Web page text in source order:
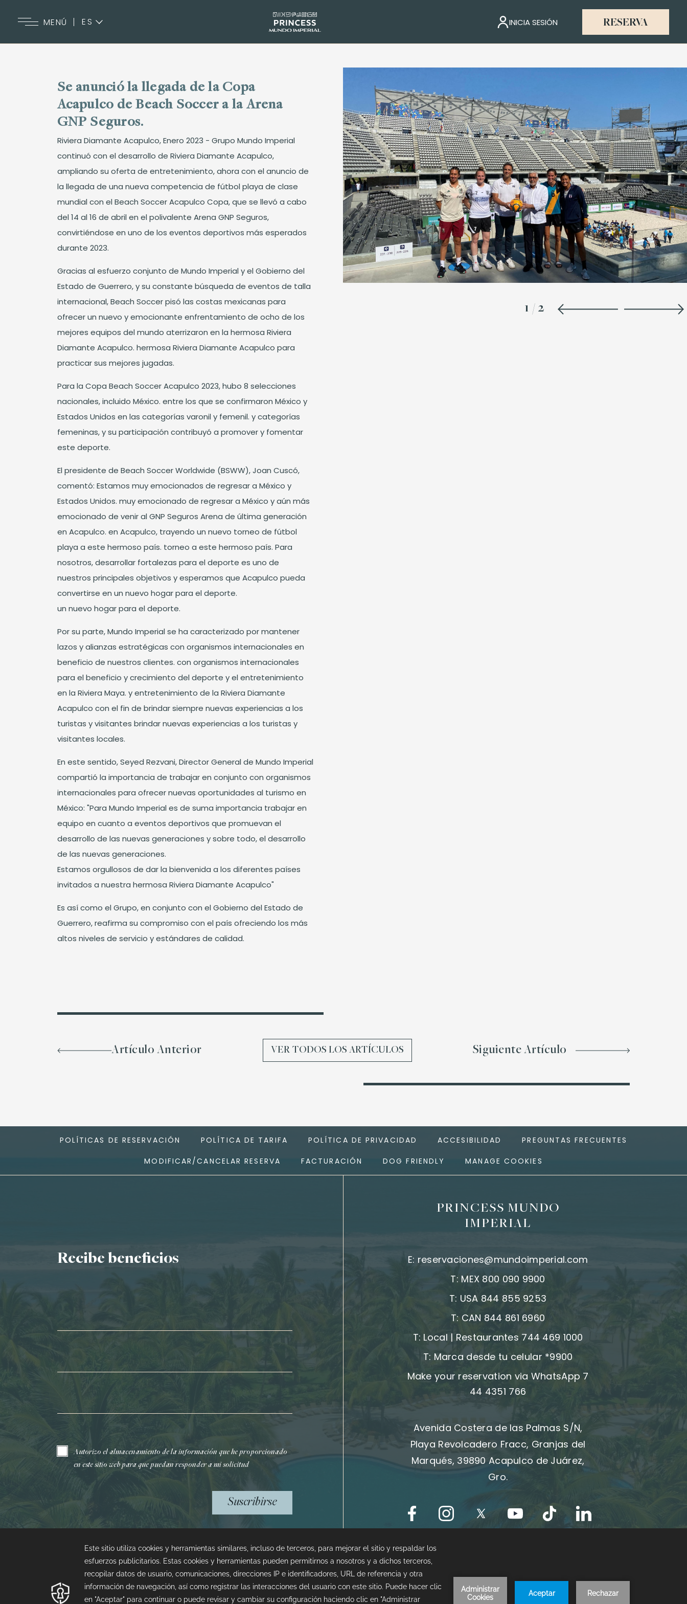
MENÚ
ES
INICIA SESIÓN RESERVA
1 /2
Se anunció la llegada de la Copa
Acapulco de Beach Soccer a la Arena
GNP Seguros.
Riviera Diamante Acapulco, Enero 2023 - Grupo Mundo Imperial
continuó con el desarrollo de Riviera Diamante Acapulco,
ampliando su oferta de entretenimiento, ahora con el anuncio de
la llegada de una nueva competencia de fútbol playa de clase
mundial con el Beach Soccer Acapulco Copa, que se llevó a cabo
del 14 al 16 de abril en el polivalente Arena GNP Seguros,
convirtiéndose en uno de los eventos deportivos más esperados
durante 2023.
Gracias al esfuerzo conjunto de Mundo Imperial y el Gobierno del
Estado de Guerrero, y su constante búsqueda de eventos de talla
internacional, Beach Soccer pisó las costas mexicanas para
ofrecer un nuevo y emocionante enfrentamiento de ocho de los
mejores equipos del mundo aterrizaron en la hermosa Riviera
Diamante Acapulco. hermosa Riviera Diamante Acapulco para
practicar sus mejores jugadas.
Para la Copa Beach Soccer Acapulco 2023, hubo 8 selecciones
nacionales, incluido México. entre los que se confirmaron México y
Estados Unidos en las categorías varonil y femenil. y categorías
femeninas, y su participación contribuyó a promover y fomentar
este deporte.
El presidente de Beach Soccer Worldwide (BSWW), Joan Cuscó,
comentó: Estamos muy emocionados de regresar a México y
Estados Unidos. muy emocionado de regresar a México y aún más
emocionado de venir al GNP Seguros Arena de última generación
en Acapulco. en Acapulco, trayendo un nuevo torneo de fútbol
playa a este hermoso país. torneo a este hermoso país. Para
nosotros, desarrollar fortalezas para el deporte es uno de
nuestros principales objetivos y esperamos que Acapulco pueda
convertirse en un nuevo hogar para el deporte.
un nuevo hogar para el deporte.
Por su parte, Mundo Imperial se ha caracterizado por mantener
lazos y alianzas estratégicas con organismos internacionales en
beneficio de nuestros clientes. con organismos internacionales
para el beneficio y crecimiento del deporte y el entretenimiento
en la Riviera Maya. y entretenimiento de la Riviera Diamante
Acapulco con el fin de brindar siempre nuevas experiencias a los
turistas y visitantes brindar nuevas experiencias a los turistas y
visitantes locales.
En este sentido, Seyed Rezvani, Director General de Mundo Imperial
compartió la importancia de trabajar en conjunto con organismos
internacionales para ofrecer nuevas oportunidades al turismo en
México: "Para Mundo Imperial es de suma importancia trabajar en
equipo en cuanto a eventos deportivos que promuevan el
desarrollo de las nuevas generaciones y sobre todo, el desarrollo
de las nuevas generaciones.
Estamos orgullosos de dar la bienvenida a los diferentes países
invitados a nuestra hermosa Riviera Diamante Acapulco"
Es así como el Grupo, en conjunto con el Gobierno del Estado de
Guerrero, reafirma su compromiso con el país ofreciendo los más
altos niveles de servicio y estándares de calidad.
Artículo Anterior VER TODOS LOS ARTÍCULOS Siguiente Artículo
POLÍTICAS DE RESERVACIÓN POLÍTICA DE TARIFA POLÍTICA DE PRIVACIDAD ACCESIBILIDAD PREGUNTAS FRECUENTES
MODIFICAR/CANCELAR RESERVA FACTURACIÓN DOG FRIENDLY MANAGE COOKIES
Recibe beneficios
Autorizo el almacenamiento de la información que he proporcionado
en este sitio web para que puedan responder a mi solicitud
Suscribirse
PRINCESS MUNDO
IMPERIAL
E: reservaciones@mundoimperial.com
T: MEX 800 090 9900
T: USA 844 855 9253
T: CAN 844 861 6960
T: Local | Restaurantes 744 469 1000
T: Marca desde tu celular *9900
Make your reservation via WhatsApp 7
44 4351 766
Avenida Costera de las Palmas S/N,
Playa Revolcadero Fracc, Granjas del
Marqués, 39890 Acapulco de Juárez,
Gro.